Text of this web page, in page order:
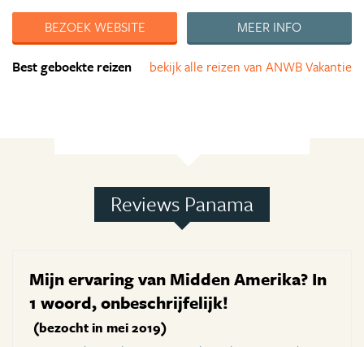
BEZOEK WEBSITE
MEER INFO
bekijk alle reizen van ANWB Vakantie
Best geboekte reizen
Reviews Panama
Mijn ervaring van Midden Amerika? In
1 woord, onbeschrijfelijk!
(bezocht in mei 2019)